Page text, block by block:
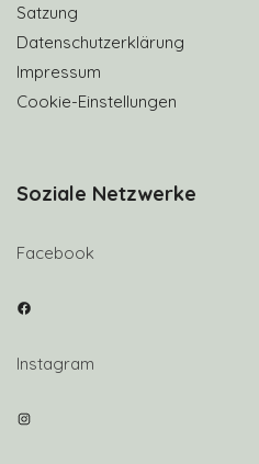
Satzung
Datenschutzerklärung
Impressum
Cookie-Einstellungen
Soziale Netzwerke
Facebook
Facebook
Instagram
Instagram